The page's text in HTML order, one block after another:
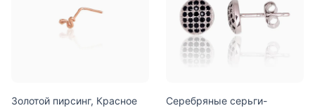
Золотой пирсинг, Красное
Серебряные серьги-